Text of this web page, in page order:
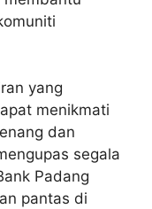
yang
menikmati
dan
segala
Padang
pantas di